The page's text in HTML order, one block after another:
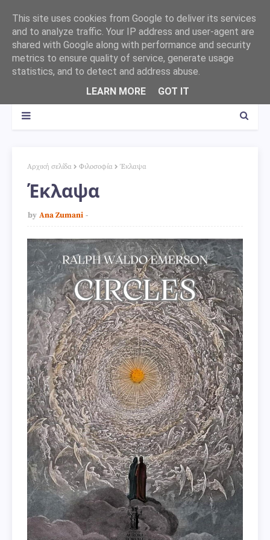
Αρχική σελίδα Φιλοσοφία Έκλαψα
Έκλαψα
by Ana Zumani
This site uses cookies from Google to deliver its services
and to analyze traffic. Your IP address and user-agent are
shared with Google along with performance and security
metrics to ensure quality of service, generate usage
statistics, and to detect and address abuse.
LEARN MORE
GOT IT